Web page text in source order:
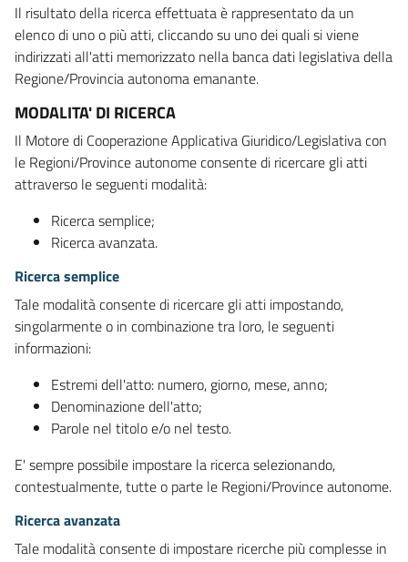
Il risultato della ricerca effettuata è rappresentato da un
elenco di uno o più atti, cliccando su uno dei quali si viene
indirizzati all'atti memorizzato nella banca dati legislativa della
Regione/Provincia autonoma emanante.
MODALITA' DI RICERCA
Il Motore di Cooperazione Applicativa Giuridico/Legislativa con
le Regioni/Province autonome consente di ricercare gli atti
attraverso le seguenti modalità:
Ricerca semplice;
Ricerca avanzata.
Ricerca semplice
Tale modalità consente di ricercare gli atti impostando,
singolarmente o in combinazione tra loro, le seguenti
informazioni:
Estremi dell'atto: numero, giorno, mese, anno;
Denominazione dell'atto;
Parole nel titolo e/o nel testo.
E' sempre possibile impostare la ricerca selezionando,
contestualmente, tutte o parte le Regioni/Province autonome.
Ricerca avanzata
Tale modalità consente di impostare ricerche più complesse in